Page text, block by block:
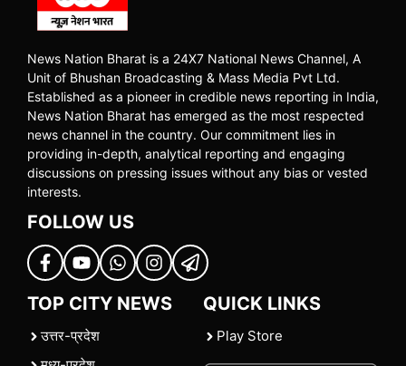
News Nation Bharat is a 24X7 National News Channel, A
Unit of Bhushan Broadcasting & Mass Media Pvt Ltd.
Established as a pioneer in credible news reporting in India,
News Nation Bharat has emerged as the most respected
news channel in the country. Our commitment lies in
providing in-depth, analytical reporting and engaging
discussions on pressing issues without any bias or vested
interests.
FOLLOW US
TOP CITY NEWS
उत्तर-प्रदेश
QUICK LINKS
Play Store